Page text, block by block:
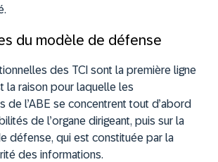
du modèle de défense
des TCI sont la première ligne
la raison pour laquelle les
de l’ABE se concentrent tout d’abord
de l’organe dirigeant, puis sur la
défense, qui est constituée par la
des informations.